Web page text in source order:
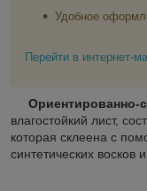
Удобное
Перейти в интернет-
Ориентированно-
влагостойкий лист,
которая склеена с
синтетических восков